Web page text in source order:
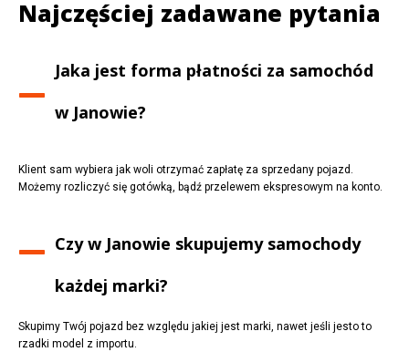
Najczęściej zadawane pytania
Jaka jest forma płatności za samochód
w Janowie?
Klient sam wybiera jak woli otrzymać zapłatę za sprzedany pojazd.
Możemy rozliczyć się gotówką, bądź przelewem ekspresowym na konto.
Czy w Janowie skupujemy samochody
każdej marki?
Skupimy Twój pojazd bez względu jakiej jest marki, nawet jeśli jesto to
rzadki model z importu.